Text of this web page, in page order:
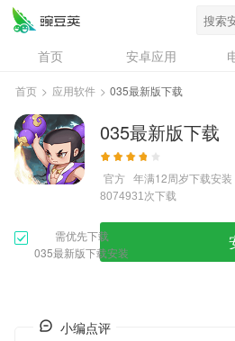
首页 安卓应用
资讯
专题
问答
首页 > 应用软件 > 035最新版下载
035最新版下载
官方 年满12周岁下载安装
8074931次下载
需优先下载
035最新版下载安装
小编点评